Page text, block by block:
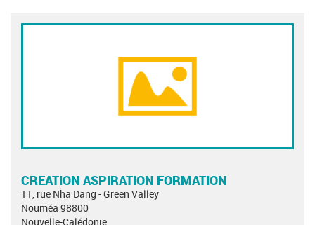
CREATION ASPIRATION FORMATION
11, rue Nha Dang - Green Valley
Nouméa 98800
Nouvelle-Calédonie